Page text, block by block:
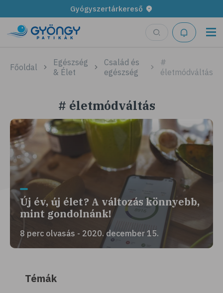
Gyógyszertárkereső
Főoldal
Egészség
& Élet
Család és
egészség
#
életmódváltás
# életmódváltás
Új év, új élet? A változás könnyebb,
mint gondolnánk!
8 perc olvasás - 2020. december 15.
Témák